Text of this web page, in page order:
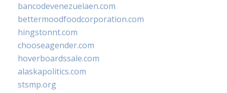
bancodevenezuelaen.com
bettermoodfoodcorporation.com
hingstonnt.com
chooseagender.com
hoverboardssale.com
alaskapolitics.com
stsmp.org